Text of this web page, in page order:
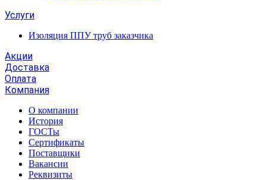
Услуги
Изоляция ППУ труб заказчика
Акции
Доставка
Оплата
Компания
О компании
История
ГОСТы
Сертификаты
Поставщики
Вакансии
Реквизиты